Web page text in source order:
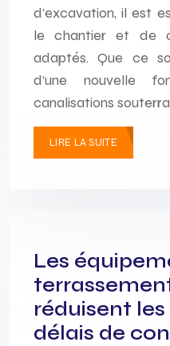
d’excavation, il est
le chantier et de
adaptés. Que ce
d’une nouvelle
canalisations
LIRE LA SUITE
Les
réduisent
délais de